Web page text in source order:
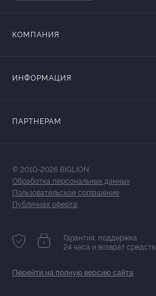
КОМПАНИЯ
ИНФОРМАЦИЯ
ПАРТНЕРАМ
© 2010-2026 BIGLION
Обработка персональных данных
Пользовательское соглашение
Публичная оферта
Гарантия, поддержка
24 часа и возврат средств
Перейти на полную версию сайта